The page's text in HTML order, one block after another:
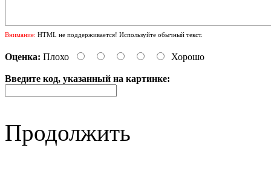
Внимание: HTML не поддерживается! Используйте обычный текст.
Оценка: Плохо Хорошо
Введите код, указанный на картинке:
Продолжить